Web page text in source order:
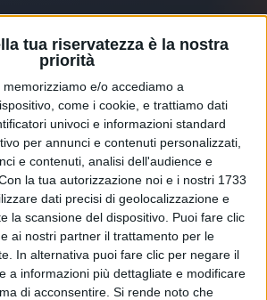
tua riservatezza è la nostra
priorità
memorizziamo e/o accediamo a
come i cookie, e trattiamo dati
univoci e informazioni standard
per annunci e contenuti personalizzati,
e contenuti, analisi dell'audience e
la tua autorizzazione noi e i nostri 1733
dati precisi di geolocalizzazione e
la scansione del dispositivo. Puoi fare clic
ai nostri partner il trattamento per le
In alternativa puoi fare clic per negare il
a informazioni più dettagliate e modificare
di acconsentire. Si rende noto che